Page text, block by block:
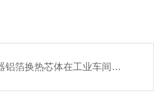
体在工业车间通风与空调系统节能中的应用